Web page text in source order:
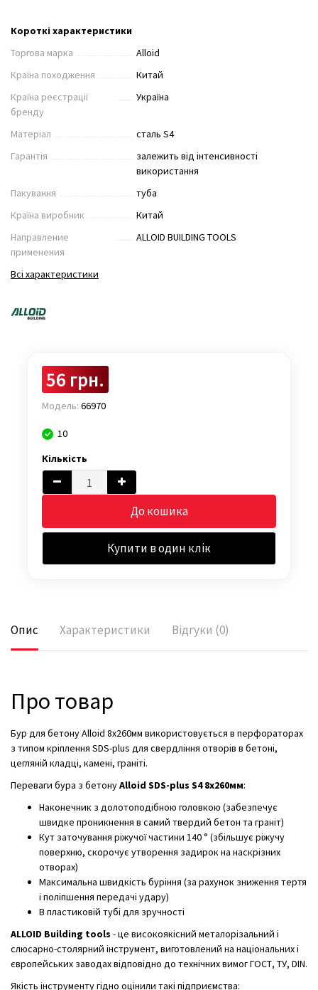
Короткі характеристики
Торгова марка
Alloid
Країна походження
Китай
Країна реєстрації
бренду
Україна
Матеріал
сталь S4
Гарантія
залежить від інтенсивності
використання
Пакування
туба
Країна виробник
Китай
Направление
применения
ALLOID BUILDING TOOLS
Всі характеристики
56 грн.
Модель: 66970
10
Кількість
До кошика
Купити в один клік
Опис Характеристики Відгуки (0)
Про товар
Бур для бетону Alloid 8x260мм використовується в перфораторах
з типом кріплення SDS-plus для свердління отворів в бетоні,
цегляній кладці, камені, граніті.
Переваги бура з бетонуAlloid SDS-plus S4 8x260мм:
Наконечник з долотоподібною головкою (забезпечує
швидке проникнення в самий твердий бетон та граніт)
Кут заточування ріжучої частини 140 ° (збільшує ріжучу
поверхню, скорочує утворення задирок на наскрізних
отворах)
Максимальна швидкість буріння (за рахунок зниження тертя
і поліпшення передачі удару)
В пластиковій тубі для зручності
ALLOID Building tools - це високоякісний металорізальний і
слюсарно-столярний інструмент, виготовлений на національних і
європейських заводах відповідно до технічних вимог ГОСТ, ТУ, DIN.
Якість інструменту гідно оцінили такі підприємства: